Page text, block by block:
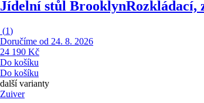
Jídelní stůl BrooklynRozkládací,
(1)
Doručíme od 24. 8. 2026
24 190 Kč
Do košíku
Do košíku
další varianty
Zuiver